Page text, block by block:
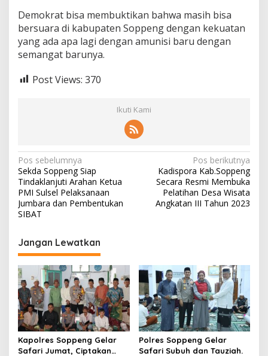
Demokrat bisa membuktikan bahwa masih bisa
bersuara di kabupaten Soppeng dengan kekuatan
yang ada apa lagi dengan amunisi baru dengan
semangat barunya.
Post Views: 370
Ikuti Kami
Navigasi
pos
Pos sebelumnya
Sekda Soppeng Siap
Tindaklanjuti Arahan Ketua
PMI Sulsel Pelaksanaan
Jumbara dan Pembentukan
SIBAT
Pos berikutnya
Kadispora Kab.Soppeng
Secara Resmi Membuka
Pelatihan Desa Wisata
Angkatan III Tahun 2023
Jangan Lewatkan
Kapolres Soppeng Gelar
Safari Jumat, Ciptakan
Polres Soppeng Gelar
Safari Subuh dan Tauziah.